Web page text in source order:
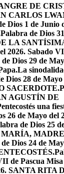
DE
CARLOS
Dios 1 de Junio
Palabra de Dios
LA
2026. Sabado
Dios 29 de
La
Dios 28 de
SACERDOTE.
AGUSTÍN DE
una
26 de Mayo del
de Dios 25
MARÍA,
Dios 24 de
de Pascua
SANTA RITA